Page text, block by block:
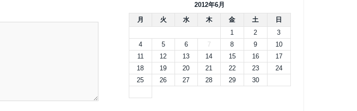
2012年6月
月
火 水 木 金 土
日
1
2
3
4
5 6 7 8 9
10
11
12 13 14 15 16
17
18
19 20 21 22 23
24
25
26 27 28 29 30